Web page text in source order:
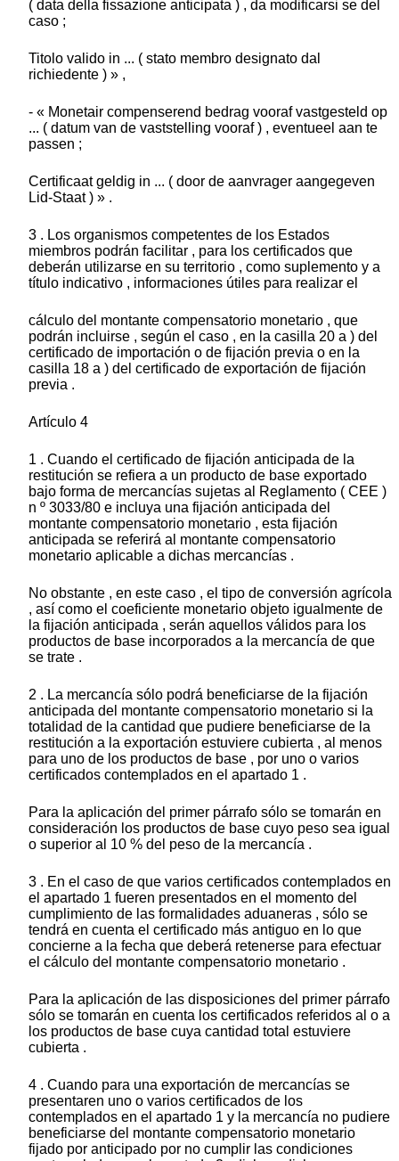
( data della fissazione anticipata ) , da modificarsi se del
caso ;
Titolo valido in ... ( stato membro designato dal
richiedente ) » ,
- « Monetair compenserend bedrag vooraf vastgesteld op
... ( datum van de vaststelling vooraf ) , eventueel aan te
passen ;
Certificaat geldig in ... ( door de aanvrager aangegeven
Lid-Staat ) » .
3 . Los organismos competentes de los Estados
miembros podrán facilitar , para los certificados que
deberán utilizarse en su territorio , como suplemento y a
título indicativo , informaciones útiles para realizar el
cálculo del montante compensatorio monetario , que
podrán incluirse , según el caso , en la casilla 20 a ) del
certificado de importación o de fijación previa o en la
casilla 18 a ) del certificado de exportación de fijación
previa .
Artículo 4
1 . Cuando el certificado de fijación anticipada de la
restitución se refiera a un producto de base exportado
bajo forma de mercancías sujetas al Reglamento ( CEE )
n º 3033/80 e incluya una fijación anticipada del
montante compensatorio monetario , esta fijación
anticipada se referirá al montante compensatorio
monetario aplicable a dichas mercancías .
No obstante , en este caso , el tipo de conversión agrícola
, así como el coeficiente monetario objeto igualmente de
la fijación anticipada , serán aquellos válidos para los
productos de base incorporados a la mercancía de que
se trate .
2 . La mercancía sólo podrá beneficiarse de la fijación
anticipada del montante compensatorio monetario si la
totalidad de la cantidad que pudiere beneficiarse de la
restitución a la exportación estuviere cubierta , al menos
para uno de los productos de base , por uno o varios
certificados contemplados en el apartado 1 .
Para la aplicación del primer párrafo sólo se tomarán en
consideración los productos de base cuyo peso sea igual
o superior al 10 % del peso de la mercancía .
3 . En el caso de que varios certificados contemplados en
el apartado 1 fueren presentados en el momento del
cumplimiento de las formalidades aduaneras , sólo se
tendrá en cuenta el certificado más antiguo en lo que
concierne a la fecha que deberá retenerse para efectuar
el cálculo del montante compensatorio monetario .
Para la aplicación de las disposiciones del primer párrafo
sólo se tomarán en cuenta los certificados referidos al o a
los productos de base cuya cantidad total estuviere
cubierta .
4 . Cuando para una exportación de mercancías se
presentaren uno o varios certificados de los
contemplados en el apartado 1 y la mercancía no pudiere
beneficiarse del montante compensatorio monetario
fijado por anticipado por no cumplir las condiciones